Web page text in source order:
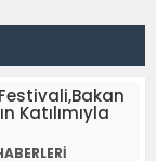
Katılımıyla